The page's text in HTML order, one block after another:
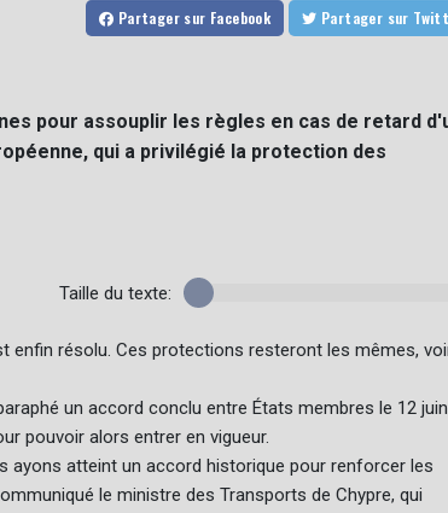
Partager sur Facebook Partager sur
pour assouplir les règles en cas de retard
qui a privilégié la protection des
Taille du texte:
enfin résolu. Ces protections resteront les mêmes,
un accord conclu entre États membres le 12
pouvoir alors entrer en vigueur.
ayons atteint un accord historique pour renforcer les
le ministre des Transports de Chypre, qui